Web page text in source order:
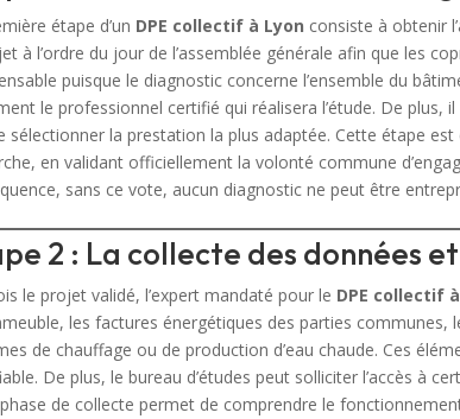
étape d’un DPE collectif à Lyon consiste à obtenir
à l’ordre du jour de l’assemblée générale afin que les
puisque le diagnostic concerne l’ensemble du
le professionnel certifié qui réalisera l’étude. De
sélectionner la prestation la plus adaptée. Cette étape
en validant officiellement la volonté commune
sans ce vote, aucun diagnostic ne peut être
2 : La collecte des données
le projet validé, l’expert mandaté pour le DPE collectif
les factures énergétiques des parties
de chauffage ou de production d’eau chaude. Ces
De plus, le bureau d’études peut solliciter l’accès à
de collecte permet de comprendre le